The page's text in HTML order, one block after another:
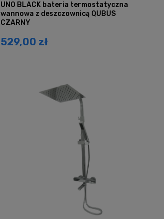
UNO BLACK bateria termostatyczna
wannowa z deszczownicą QUBUS
CZARNY
529,00 zł